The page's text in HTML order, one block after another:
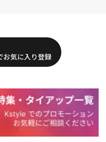
お気に入り登録